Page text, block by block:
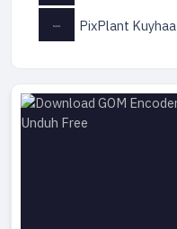
PixPlant Kuyhaa